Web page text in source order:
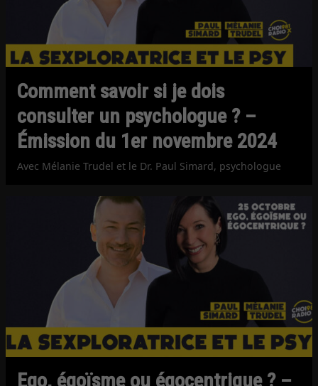
Comment savoir si je dois
consulter un psychologue ? –
Émission du 1er novembre 2024
Avec Mélanie Trudel et le Dr. Paul Simard, psychologue
Ego, égoïsme ou égocentrique ? –